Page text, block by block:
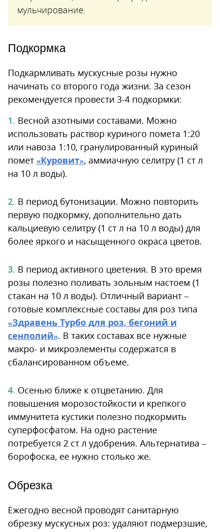
мульчирование.
Подкормка
Подкармливать мускусные розы нужно
начинать со второго года жизни. За сезон
рекомендуется провести 3-4 подкормки:
Весной азотными составами. Можно
использовать раствор куриного помета 1:20
или навоза 1:10, гранулированный куриный
помет «Куровит», аммиачную селитру (1 ст л
на 10 л воды).
В период бутонизации. Можно повторить
первую подкормку, дополнительно дать
кальциевую селитру (1 ст л на 10 л воды) для
более яркого и насыщенного окраса цветов.
В период активного цветения. В это время
розы полезно поливать зольным настоем (1
стакан на 10 л воды). Отличный вариант –
готовые комплексные составы для роз типа
«Здравень Турбо для роз, бегоний и
сенполий». В таких составах все нужные
макро- и микроэлементы содержатся в
сбалансированном объеме.
Осенью ближе к отцветанию. Для
повышения морозостойкости и крепкого
иммунитета кустики полезно подкормить
суперфосфатом. На одно растение
потребуется 2 ст л удобрения. Альтернатива –
борофоска, ее нужно столько же.
Обрезка
Ежегодно весной проводят санитарную
обрезку мускусных роз: удаляют подмерзшие,